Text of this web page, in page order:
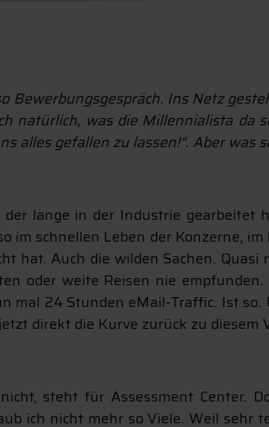
Bewerbungsgespräch. Ins Netz
natürlich, was die Millennialista da
alles gefallen zu lassen!“. Aber was
lange in der Industrie
schnellen Leben der Konzerne,
hat. Auch die wilden Sachen.
oder weite Reisen nie
24 Stunden eMail-Traffic. Ist
direkt die Kurve zurück zu diesem
steht für Assessment Center.
ich nicht mehr so Viele. Weil